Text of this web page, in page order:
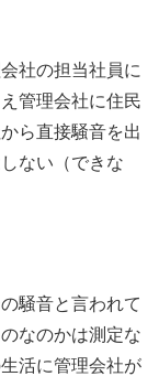
社の担当社員に
管理会社に住民
ら直接騒音を出
ない（できな
騒音と言われて
なのかは測定な
活に管理会社が